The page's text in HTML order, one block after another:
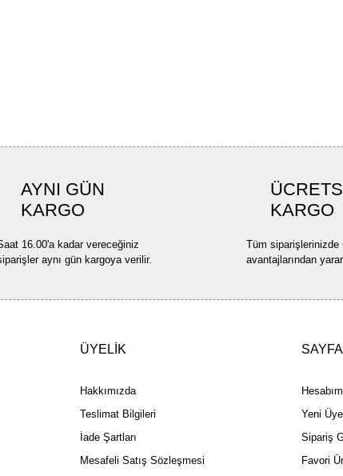
AYNI GÜN
KARGO
16.00'a kadar vereceğiniz
aynı gün kargoya verilir.
KARGO
Tüm siparişlerinizde
avantajlarından
ÜYELİK
Hakkımızda
Teslimat Bilgileri
İade Şartları
Mesafeli Satış Sözleşmesi
Hesabım
Yeni
Sipariş
Favori